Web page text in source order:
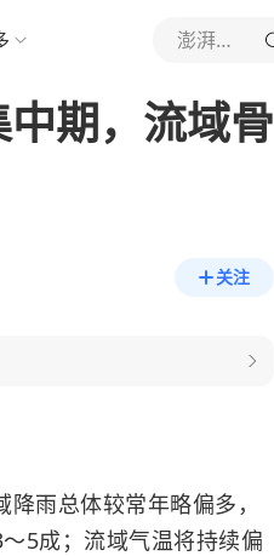
澎湃新闻
期，流域骨
关注
雨总体较常年略偏多，
5成；流域气温将持续偏